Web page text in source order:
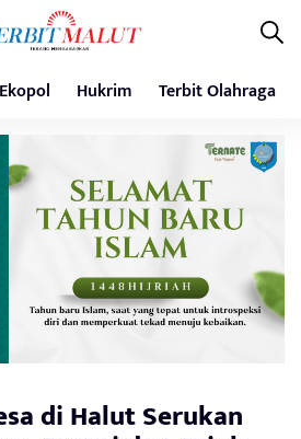
Ekopol Hukrim Terbit Olahraga
di Halut Serukan